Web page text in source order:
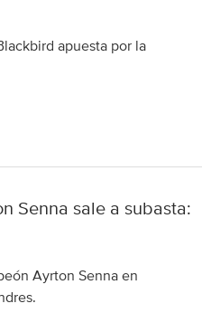
apuesta por la
Senna sale a subasta:
Ayrton Senna en